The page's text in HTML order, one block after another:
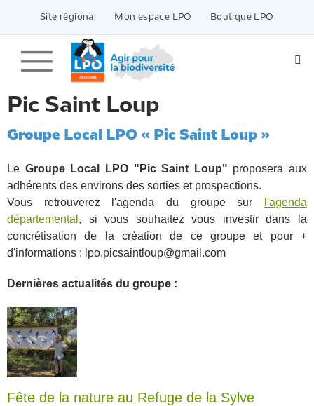
contenu
Site régional Mon espace LPO Boutique LPO
Pic Saint Loup
Groupe Local LPO « Pic Saint Loup »
Le Groupe Local LPO "Pic Saint Loup" proposera aux
adhérents des environs des sorties et prospections.
Vous retrouverez l'agenda du groupe sur
l'agenda
départemental , si vous souhaitez vous investir dans la
concrétisation de la création de ce groupe et pour +
d'informations : lpo.picsaintloup@gmail.com
Dernières actualités du groupe :
Fête de la nature au Refuge de la Sylve